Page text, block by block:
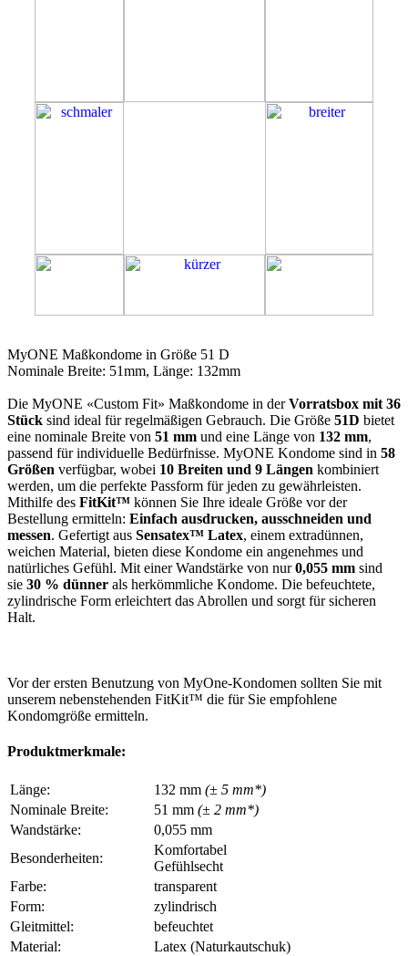
MyONE Maßkondome in Größe 51 D
Nominale Breite: 51mm, Länge: 132mm
Die MyONE «Custom Fit» Maßkondome in derVorratsbox mit 36
Stück sind ideal für regelmäßigen Gebrauch. Die Größe 51D bietet
eine nominale Breite von 51 mm und eine Länge von 132 mm,
passend für individuelle Bedürfnisse. MyONE Kondome sind in 58
Größen verfügbar, wobei 10 Breiten und 9 Längen kombiniert
werden, um die perfekte Passform für jeden zu gewährleisten.
Mithilfe des FitKit™ können Sie Ihre ideale Größe vor der
Bestellung ermitteln: Einfach ausdrucken, ausschneiden und
messen. Gefertigt aus Sensatex™ Latex, einem extradünnen,
weichen Material, bieten diese Kondome ein angenehmes und
natürliches Gefühl. Mit einer Wandstärke von nur0,055 mm sind
sie 30 % dünner als herkömmliche Kondome. Die befeuchtete,
zylindrische Form erleichtert das Abrollen und sorgt für sicheren
Halt.
Vor der ersten Benutzung von MyOne-Kondomen sollten Sie mit
unserem nebenstehenden FitKit™ die für Sie empfohlene
Kondomgröße ermitteln.
Produktmerkmale:
Länge: 132 mm (± 5 mm*)
Nominale Breite:
51 mm (± 2 mm*)
Wandstärke:
0,055 mm
Besonderheiten:
Komfortabel
Gefühlsecht
Farbe:
transparent
Form:
zylindrisch
Gleitmittel:
befeuchtet
Material:
Latex (Naturkautschuk)